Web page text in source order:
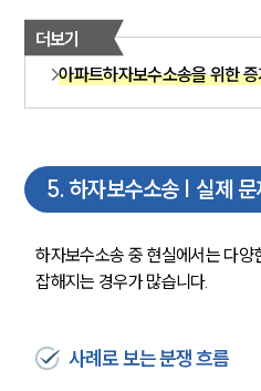
대륜의
오시
글로벌 파
고객의
업무
주요 업
사례분석/
고객후
더보기
아파트하자보수소송을 위한
5.하자보수소송 | 실제
하자보수소송 중 현실에서는 다
잡해지는 경우가 많습니다.
사례로 보는 분쟁 흐름